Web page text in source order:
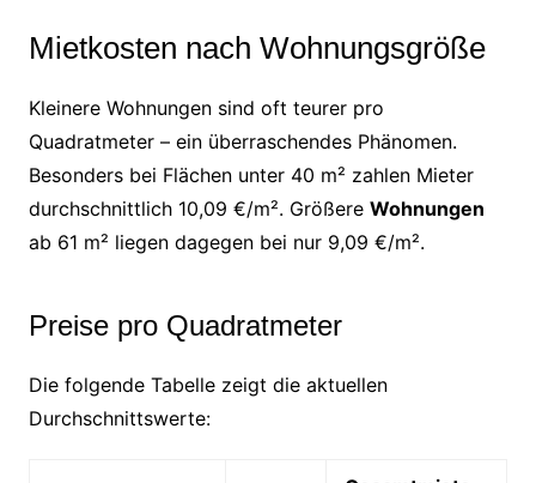
Mietkosten nach Wohnungsgröße
Kleinere Wohnungen sind oft teurer pro
Quadratmeter – ein überraschendes Phänomen.
Besonders bei Flächen unter 40 m² zahlen Mieter
durchschnittlich 10,09 €/m². Größere Wohnungen
ab 61 m² liegen dagegen bei nur 9,09 €/m².
Preise pro Quadratmeter
Die folgende Tabelle zeigt die aktuellen
Durchschnittswerte: